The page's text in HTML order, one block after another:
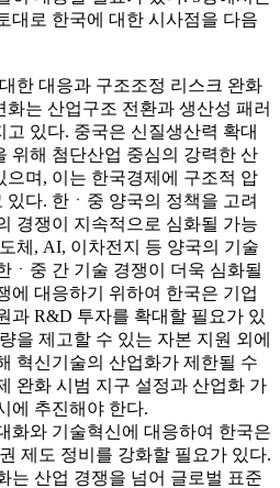
대로 한국에 대한 시사점을 다음
한 대응과 구조조정 리스크 완화
화는 산업구조 전환과 생산성 패러
있다. 중국은 신질생산력 확대
위해 첨단산업 중심의 강력한 산
으며, 이는 한국경제에 구조적 압
다. 한ㆍ중 양국의 정책을 고려
경쟁이 지속적으로 심화될 가능
체, AI, 이차전지 등 양국의 기술
ㆍ중 간 기술 경쟁이 더욱 심화될
에 대응하기 위하여 한국은 기업
과 R&D 투자를 확대할 필요가 있
을 제고할 수 있는 자본 지원 외에
혁신기술의 산업화가 제한될 수
완화 시범 지구 설정과 산업화 가
에 추진해야 한다.
화와 기술혁신에 대응하여 한국은
제도 정비를 강화할 필요가 있다.
는 산업 경쟁을 넘어 글로벌 표준